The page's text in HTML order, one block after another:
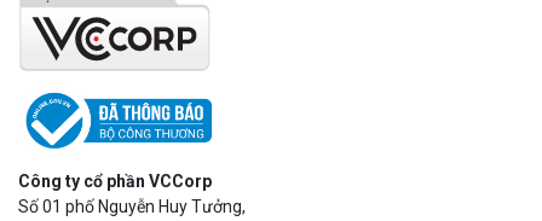
Công ty cổ phần VCCorp
Số 01 phố Nguyễn Huy Tưởng,